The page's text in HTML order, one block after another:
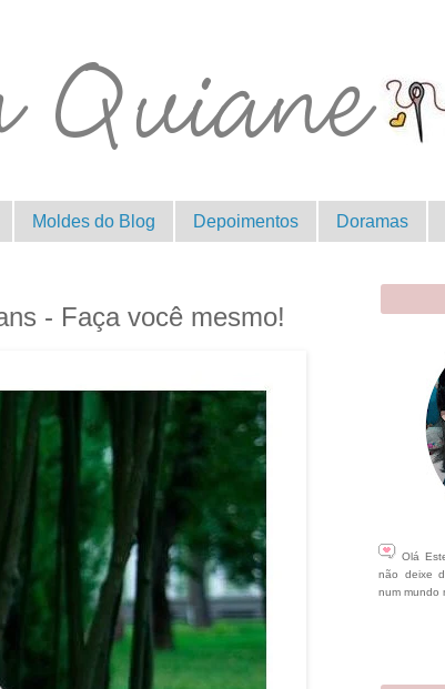
Moldes do Blog Depoimentos Doramas
- Faça você mesmo!
Olá
não deixe
num mundo